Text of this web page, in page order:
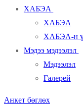
ХАБЭА
ХАБЭА
ХАБЭА-н
Мэдээ мэдээлэл
Мэдээлэл
Галерей
Анкет бөглөх